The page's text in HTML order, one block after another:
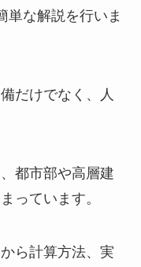
単な解説を行いま
だけでなく、人
都市部や高層建
っています。
ら計算方法、実